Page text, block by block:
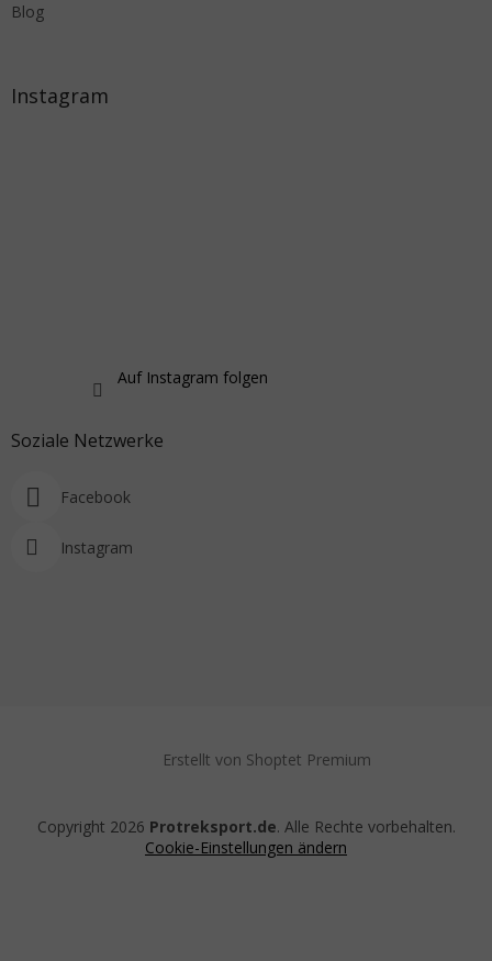
Blog
Instagram
Auf Instagram folgen
Soziale Netzwerke
Facebook
Instagram
Erstellt von Shoptet Premium
Copyright 2026 Protreksport.de. Alle Rechte vorbehalten.
Cookie-Einstellungen ändern